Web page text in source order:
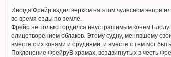
Иногда Фрейр ездил верхом на этом чудесном вепре
во время езды по земле.
Фрейр не только гордился неустрашимым конем
олицетворением облаков. Этому судну, менявшему
вместе с их конями и орудиями, и вместе с тем мог
Поклонение ФрейруВ храмах, воздвигнутых в честь